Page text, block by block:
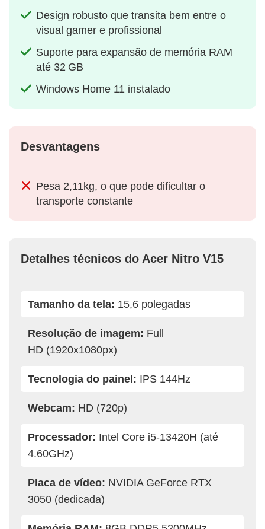
Design robusto que transita bem entre o
visual gamer e profissional
Suporte para expansão de memória RAM
até 32 GB
Windows Home 11 instalado
Desvantagens
Pesa 2,11kg, o que pode dificultar o
transporte constante
Detalhes técnicos do Acer Nitro V15
Tamanho da tela: 15,6 polegadas
Resolução de imagem: Full
HD (1920x1080px)
Tecnologia do painel: IPS 144Hz
Webcam: HD (720p)
Processador: Intel Core i5-13420H (até
4.60GHz)
Placa de vídeo: NVIDIA GeForce RTX
3050 (dedicada)